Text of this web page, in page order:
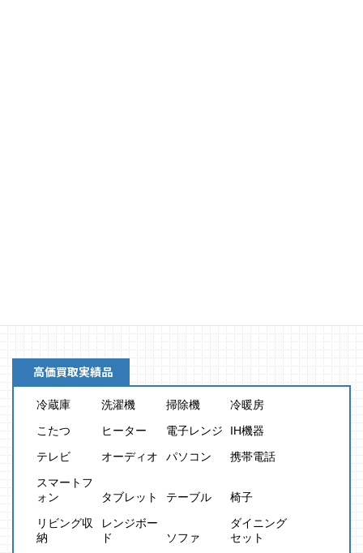
高価買取実績品
冷蔵庫 洗濯機 掃除機
冷暖房
こたつ
ヒーター 電子レンジ
IH機器
テレビ
オーディオ パソコン
携帯電話
スマートフ
ォン
タブレット テーブル
椅子
リビング収
納
レンジボー
ド
ソファ
ダイニング
セット